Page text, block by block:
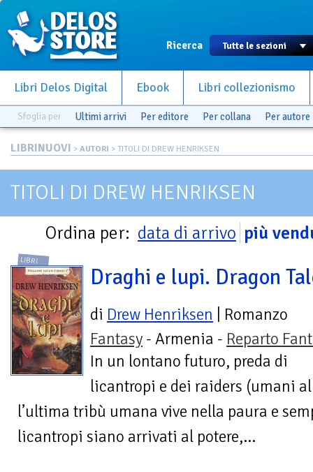
Ricerca
Libri Delos Digital Ebook Libri collezionismo
Sfoglia per Ultimi arrivi Per editore Per collana Per autore
LIBRINUOVI > AUTORI > TITOLI DI DREW HENRIKSEN
TITOLI DI DREW HENRIKSEN
Ordina per: data di arrivo più
LIBRI
Draghi e lupi. Dragon
di Drew Henriksen | Romanzo
Fantasy - Armenia - Reparto
In un lontano futuro, preda di
licantropi e dei raiders (umani
l’ultima tribù umana vive nella paura e
licantropi siano arrivati al potere,...